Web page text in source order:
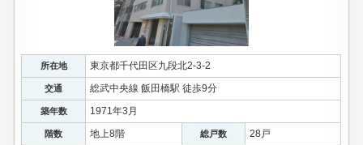
所在地 東京都千代田区九段北2-3-2
交通 総武中央線 飯田橋駅 徒歩9分
築年数 1971年3月
階数 地上8階 総戸数 28戸